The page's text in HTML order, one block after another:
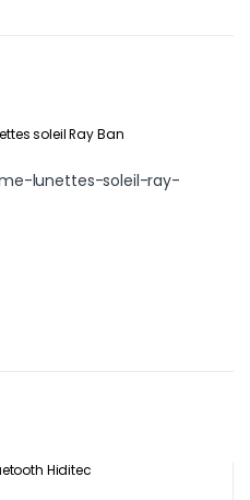
soleil Ray Ban
Hiditec